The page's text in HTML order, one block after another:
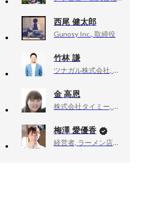
西尾 健太郎
Gunosy Inc., 取締役
竹林 謙
ツナガル株式会社, 福岡支社長／エグゼクティブプロデューサー
金 高恩
株式会社タイミー, 執行役員事業統括
梅澤 愛優香
経営者, ラーメン店店主